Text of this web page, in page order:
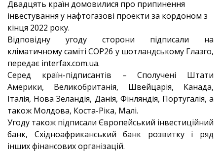
Двадцять країн домовилися про припинення
інвестування у нафтогазові проекти за кордоном з
кінця 2022 року.
Відповідну угоду сторони підписали на
кліматичному саміті COP26 у шотландському Глазго,
передає interfax.com.ua.
Серед країн-підписантів – Сполучені Штати
Америки, Великобританія, Швейцарія, Канада,
Італія, Нова Зеландія, Данія, Фінляндія, Португалія, а
також Молдова, Коста-Ріка, Малі.
Угоду також підписали Європейський інвестиційний
банк, Східноафриканський банк розвитку і ряд
інших фінансових організацій.